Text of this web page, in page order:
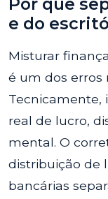
e do
Misturar
é um dos erros
Tecnicamente,
real de lucro,
mental. O
distribuição de
bancárias